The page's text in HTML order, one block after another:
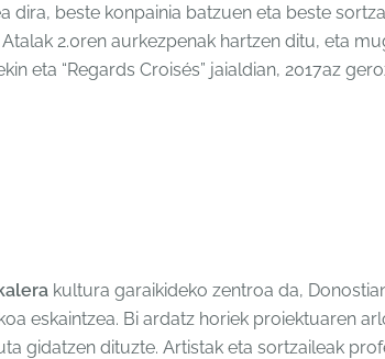
dira, beste konpainia batzuen eta beste
2.0ren aurkezpenak hartzen ditu, eta
eta “Regards Croisés” jaialdian, 2017az
kultura garaikideko zentroa da,
eskaintzea. Bi ardatz horiek proiektuaren
gidatzen dituzte. Artistak eta sortzaileak